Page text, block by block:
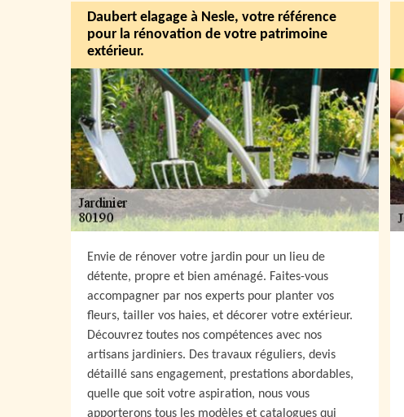
Daubert elagage à Nesle, votre référence
pour la rénovation de votre patrimoine
extérieur.
Envie de rénover votre jardin pour un lieu de
détente, propre et bien aménagé. Faites-vous
accompagner par nos experts pour planter vos
fleurs, tailler vos haies, et décorer votre extérieur.
Découvrez toutes nos compétences avec nos
artisans jardiniers. Des travaux réguliers, devis
détaillé sans engagement, prestations abordables,
quelle que soit votre aspiration, nous vous
apporterons tous les modèles et catalogues qui